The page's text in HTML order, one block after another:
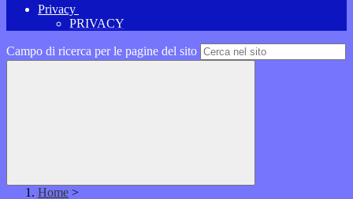
Privacy
PRIVACY
Campo di ricerca per le pagine del sito
Home >